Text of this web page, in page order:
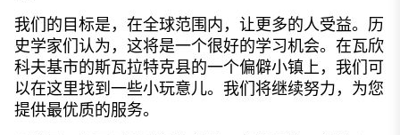
我们的目标是，在全球范围内，让更多的人受益。历
史学家们认为，这将是一个很好的学习机会。在瓦欣
科夫基市的斯瓦拉特克县的一个偏僻小镇上，我们可
以在这里找到一些小玩意儿。我们将继续努力，为您
提供最优质的服务。